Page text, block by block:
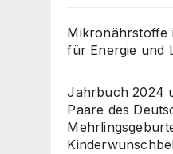
Mikronährstoffe
für Energie und
Jahrbuch 2024
Paare des